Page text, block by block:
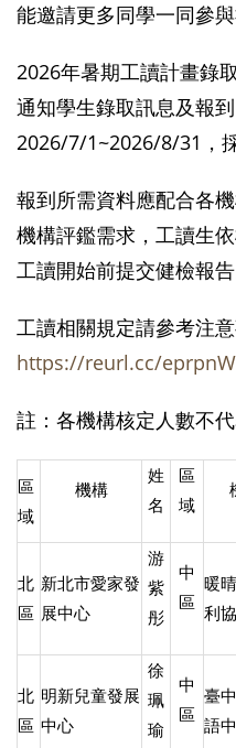
能邀請更多同學一同參
2026年暑期工讀計畫錄
通知學生錄取訊息及報
2026/7/1~2026/8/31，
報到所需資料應配合各
機構評鑑需求，工讀生
工讀開始前提交健檢報告
工讀相關規定請參考注意
https://reurl.cc/eprpnW
註：各機構核定人數不代
區
域
機構
姓
名
區
域
北
區
新北市愛家發
展中心
游
紫
彤
中
區
暖
利
北
區
明新兒童發展
中心
徐
珮
瑜
中
區
臺
語